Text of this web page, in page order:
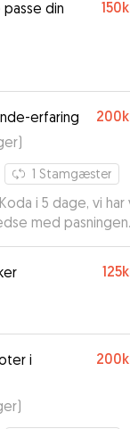
din
erfaring
)
1 Stamgæster
i 5 dage, vi
med pasningen.
”
i
)